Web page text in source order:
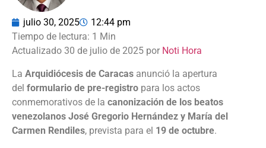
julio 30, 2025 12:44 pm
Actualizado 30 de julio de 2025 por Noti Hora
La Arquidiócesis de Caracas anunció la apertura
del formulario de pre-registro para los actos
conmemorativos de la canonización de los beatos
venezolanos José Gregorio Hernández y María del
Carmen Rendiles, prevista para el 19 de octubre.